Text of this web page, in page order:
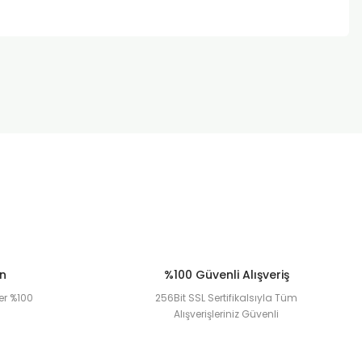
%100
%100 Güvenli Alışveriş
256Bit SSL Sertifikalsıyla Tüm
Alışverişleriniz Güvenli